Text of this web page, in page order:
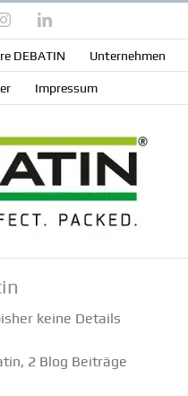
InstagramLinkedIn
DEBATIN Unter­nehmen
Impressum
keine Details
2 Blog Beiträge